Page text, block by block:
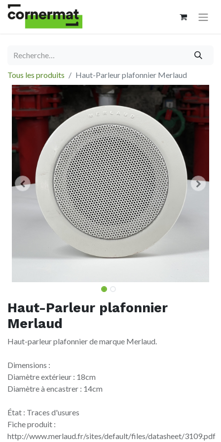
Tous les produits Haut-Parleur plafonnier Merlaud
Haut-Parleur plafonnier
Merlaud
Haut-parleur plafonnier de marque Merlaud.
Dimensions :
Diamètre extérieur : 18cm
Diamètre à encastrer : 14cm
État : Traces d'usures
Fiche produit :
http://www.merlaud.fr/sites/default/files/datasheet/3109.pdf